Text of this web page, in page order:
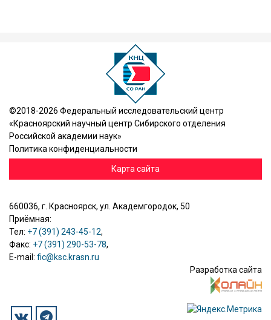
©2018-2026 Федеральный исследовательский центр
«Красноярский научный центр Сибирского отделения
Российской академии наук»
Политика конфиденциальности
Карта сайта
660036, г. Красноярск, ул. Академгородок, 50
Приёмная:
Тел: +7 (391) 243-45-12,
Факс: +7 (391) 290-53-78,
E-mail: fic@ksc.krasn.ru
Разработка сайта